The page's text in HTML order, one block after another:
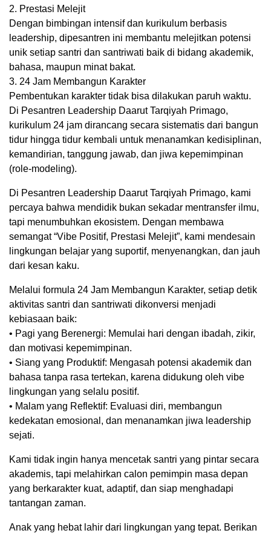
2. ⁠Prestasi Melejit
Dengan bimbingan intensif dan kurikulum berbasis
leadership, dipesantren ini membantu melejitkan potensi
unik setiap santri dan santriwati baik di bidang akademik,
bahasa, maupun minat bakat.
3. 24 Jam Membangun Karakter
Pembentukan karakter tidak bisa dilakukan paruh waktu.
Di Pesantren Leadership Daarut Tarqiyah Primago,
kurikulum 24 jam dirancang secara sistematis dari bangun
tidur hingga tidur kembali untuk menanamkan kedisiplinan,
kemandirian, tanggung jawab, dan jiwa kepemimpinan
(role-modeling).
Di Pesantren Leadership Daarut Tarqiyah Primago, kami
percaya bahwa mendidik bukan sekadar mentransfer ilmu,
tapi menumbuhkan ekosistem. Dengan membawa
semangat “Vibe Positif, Prestasi Melejit”, kami mendesain
lingkungan belajar yang suportif, menyenangkan, dan jauh
dari kesan kaku.
Melalui formula 24 Jam Membangun Karakter, setiap detik
aktivitas santri dan santriwati dikonversi menjadi
kebiasaan baik:
• Pagi yang Berenergi: Memulai hari dengan ibadah, zikir,
dan motivasi kepemimpinan.
• Siang yang Produktif: Mengasah potensi akademik dan
bahasa tanpa rasa tertekan, karena didukung oleh vibe
lingkungan yang selalu positif.
• Malam yang Reflektif: Evaluasi diri, membangun
kedekatan emosional, dan menanamkan jiwa leadership
sejati.
Kami tidak ingin hanya mencetak santri yang pintar secara
akademis, tapi melahirkan calon pemimpin masa depan
yang berkarakter kuat, adaptif, dan siap menghadapi
tantangan zaman.
Anak yang hebat lahir dari lingkungan yang tepat. Berikan